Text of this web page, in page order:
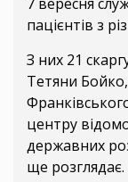
пацієнтів з
З них 21
Тетяни
центру
державних
ще розглядає.